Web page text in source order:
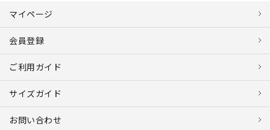
マイページ
会員登録
ご利用ガイド
サイズガイド
お問い合わせ